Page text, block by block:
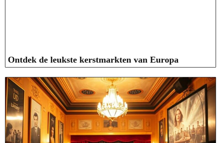
Ontdek de leukste kerstmarkten van Europa